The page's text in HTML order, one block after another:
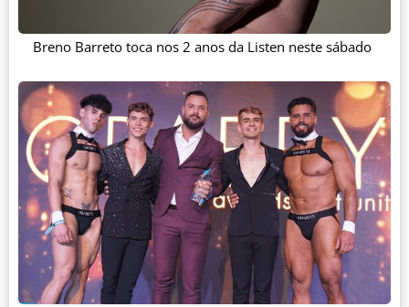
Breno Barreto toca nos 2 anos da Listen neste sábado